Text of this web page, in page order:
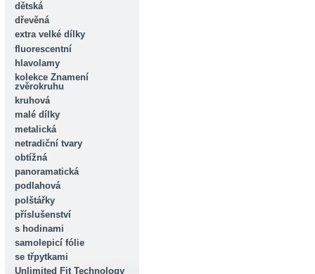
dětská
dřevěná
extra velké dílky
fluorescentní
hlavolamy
kolekce Znamení
zvěrokruhu
kruhová
malé dílky
metalická
netradiční tvary
obtížná
panoramatická
podlahová
polštářky
příslušenství
s hodinami
samolepicí fólie
se třpytkami
Unlimited Fit Technology